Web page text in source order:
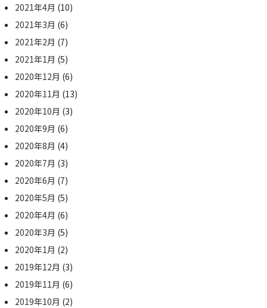
2021年4月 (10)
2021年3月 (6)
2021年2月 (7)
2021年1月 (5)
2020年12月 (6)
2020年11月 (13)
2020年10月 (3)
2020年9月 (6)
2020年8月 (4)
2020年7月 (3)
2020年6月 (7)
2020年5月 (5)
2020年4月 (6)
2020年3月 (5)
2020年1月 (2)
2019年12月 (3)
2019年11月 (6)
2019年10月 (2)